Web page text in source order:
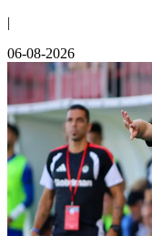
|
06-08-2026